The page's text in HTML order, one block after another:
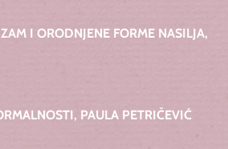
I ORODNJENE FORME NASILJA,
PAULA PETRIČEVIĆ